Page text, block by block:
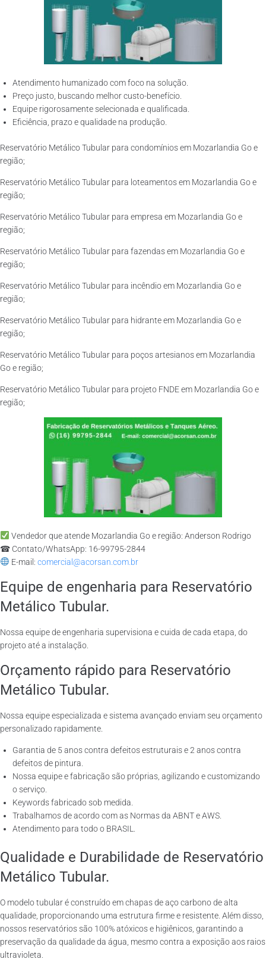
Atendimento humanizado com foco na solução.
Preço justo, buscando melhor custo-benefício.
Equipe rigorosamente selecionada e qualificada.
Eficiência, prazo e qualidade na produção.
Reservatório Metálico Tubular para condomínios em Mozarlandia Go e
região;
Reservatório Metálico Tubular para loteamentos em Mozarlandia Go e
região;
Reservatório Metálico Tubular para empresa em Mozarlandia Go e
região;
Reservatório Metálico Tubular para fazendas em Mozarlandia Go e
região;
Reservatório Metálico Tubular para incêndio em Mozarlandia Go e
região;
Reservatório Metálico Tubular para hidrante em Mozarlandia Go e
região;
Reservatório Metálico Tubular para poços artesianos em Mozarlandia
Go e região;
Reservatório Metálico Tubular para projeto FNDE em Mozarlandia Go e
região;
Vendedor que atende Mozarlandia Go e região: Anderson Rodrigo
☎ Contato/WhatsApp: 16-99795-2844
E-mail: comercial@acorsan.com.br
Equipe de engenharia para Reservatório
Metálico Tubular.
Nossa equipe de engenharia supervisiona e cuida de cada etapa, do
projeto até a instalação.
Orçamento rápido para Reservatório
Metálico Tubular.
Nossa equipe especializada e sistema avançado enviam seu orçamento
personalizado rapidamente.
Garantia de 5 anos contra defeitos estruturais e 2 anos contra
defeitos de pintura.
Nossa equipe e fabricação são próprias, agilizando e customizando
o serviço.
Keywords fabricado sob medida.
Trabalhamos de acordo com as Normas da ABNT e AWS.
Atendimento para todo o BRASIL.
Qualidade e Durabilidade de Reservatório
Metálico Tubular.
O modelo tubular é construído em chapas de aço carbono de alta
qualidade, proporcionando uma estrutura firme e resistente. Além disso,
nossos reservatórios são 100% atóxicos e higiênicos, garantindo a
preservação da qualidade da água, mesmo contra a exposição aos raios
ultravioleta.